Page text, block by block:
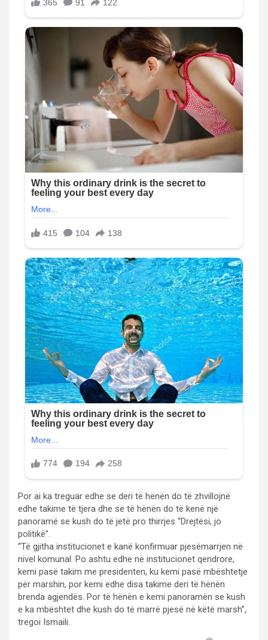
Por ai ka treguar edhe se deri të hënën do të zhvillojnë
edhe takime të tjera dhe se të hënën do të kenë një
panoramë se kush do të jetë pro thirrjes “Drejtësi, jo
politikë”.
“Të gjitha institucionet e kanë konfirmuar pjesëmarrjen në
nivel komunal. Po ashtu edhe në institucionet qendrore,
kemi pasë takim me presidenten, ku kemi pasë mbështetje
për marshin, por kemi edhe disa takime deri të hënën
brenda agjendës. Por të hënën e kemi panoramën se kush
e ka mbështet dhe kush do të marrë pjesë në këtë marsh”,
tregoi Ismaili.